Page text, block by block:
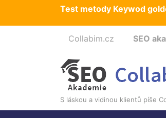
Test metody Keywod
Collabim.cz SEO
S láskou a vidinou klientů píše